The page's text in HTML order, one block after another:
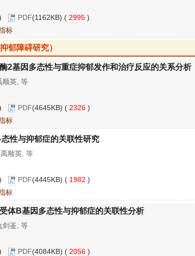
PDF(1162KB) ( 2995 )
标
郁障碍研究）
2基因多态性与重症抑郁发作和治疗反应的关系分析
顺英, 等
PDF(4645KB) ( 2326 )
标
性与抑郁症的关联性研究
顺英, 等
PDF(4445KB) ( 1982 )
标
体B基因多态性与抑郁症的关联性分析
剑崟, 等
PDF(4084KB) ( 2056 )